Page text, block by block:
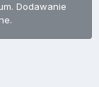
Dodawanie